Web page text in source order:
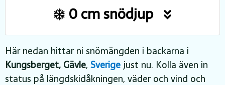
0 cm snödjup
Här nedan hittar ni snömängden i backarna i
Kungsberget, Gävle, Sverigejust nu. Kolla även in
status på längdskidåkningen, väder och vind och